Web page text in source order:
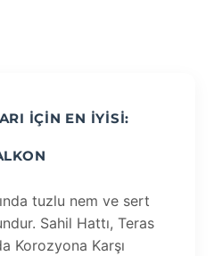
İÇIN EN İYISI:
tuzlu nem ve sert
Sahil Hattı, Teras
Korozyona Karşı